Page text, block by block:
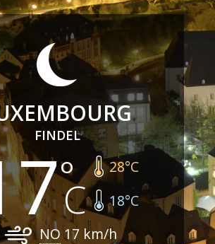
FINDEL
28°C
18°C
NO 17 km/h